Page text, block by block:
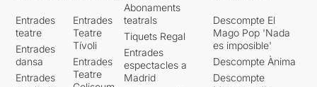
Entrades
teatre
Entrades
dansa
Entrades
Entrades
Teatre
Tívoli
Entrades
Teatre
Abonaments
teatrals
Tiquets Regal
Entrades
espectacles a
Madrid
Descompte El
Mago Pop 'Nada
es imposible'
Descompte Ànima
Descompte